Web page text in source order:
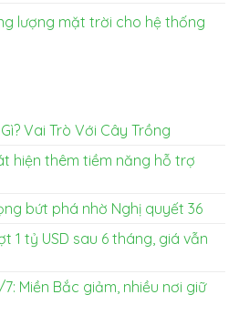
lượng mặt trời cho hệ thống
Vai Trò Với Cây Trồng
hiện thêm tiềm năng hỗ trợ
bứt phá nhờ Nghị quyết 36
1 tỷ USD sau 6 tháng, giá vẫn
Miền Bắc giảm, nhiều nơi giữ